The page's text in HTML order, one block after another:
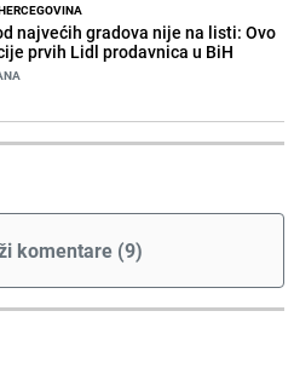
najvećih gradova nije na listi: Ovo
prvih Lidl prodavnica u BiH
komentare (9)